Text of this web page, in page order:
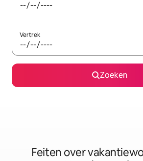
Vertrek
Zoeken
Feiten over